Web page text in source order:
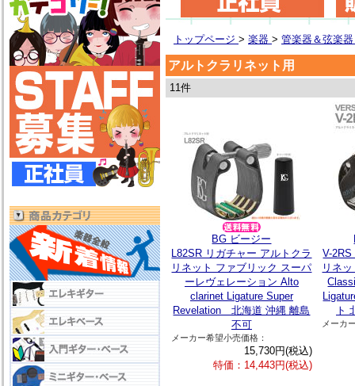
トップページ > 楽器 > 管楽器＆弦楽
アルトクラリネット用
11件
BG ビージー
L82SR リガチャー アルトクラ
リネット ファブリック スーパ
ーレヴェレーション Alto
clarinet Ligature Super
Revelation 北海道 沖縄 離島
不可
メーカー希望小売価格：
15,730円(税込)
特価：14,443円(税込)
V-
リネ
ト
メーカ